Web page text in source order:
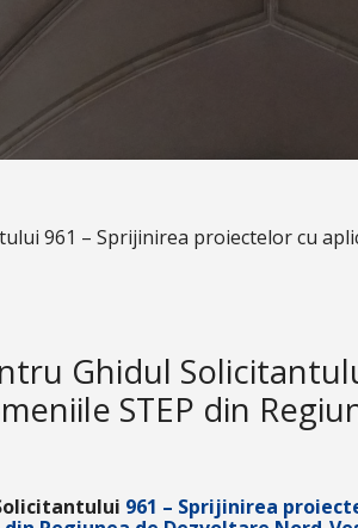
961 – Sprijinirea proiectelor cu
Ghidul
STEP din
961 – Sprijinirea